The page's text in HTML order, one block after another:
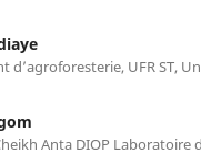
d’agroforesterie, UFR ST,
Anta DIOP Laboratoire